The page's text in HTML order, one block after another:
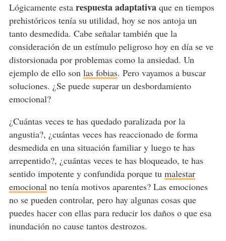
Lógicamente estarespuesta adaptativaque en tiempos
prehistóricos tenía su utilidad, hoy se nos antoja un
tanto desmedida. Cabe señalar también que la
consideración de un estímulo peligroso hoy en día se ve
distorsionada por problemas como la ansiedad. Un
ejemplo de ello son las fobias. Pero vayamos a buscar
soluciones. ¿Se puede superar un desbordamiento
emocional?
¿Cuántas veces te has quedado paralizada por la
angustia?, ¿cuántas veces has reaccionado de forma
desmedida en una situación familiar y luego te has
arrepentido?, ¿cuántas veces te has bloqueado, te has
sentido impotente y confundida porque tu malestar
emocionalno tenía motivos aparentes? Las emociones
no se pueden controlar, pero hay algunas cosas que
puedes hacer con ellas para reducir los daños o que esa
inundación no cause tantos destrozos.